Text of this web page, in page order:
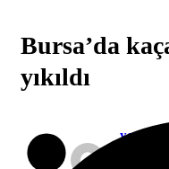
Bursa’da
yıkıldı